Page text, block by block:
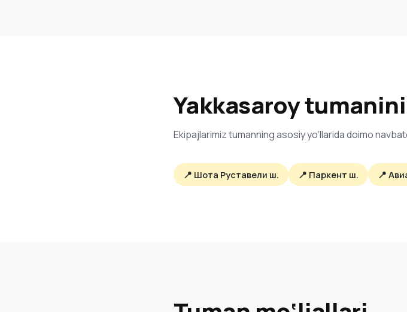
Yakkasaroy
Ekipajlarimiz tumanning asosiy yo‘llarida doimo
📍 Шота Руставели ш. 📍 Паркент ш. 📍